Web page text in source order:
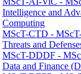
Intelligence and
Computing
MScT-CTD -
Threats and
MScT-DDDF -
Data and Finance